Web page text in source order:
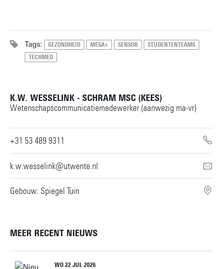
Tags: GEZONDHEID MESA+ SENSOR
STUDENTENTEAMS
TECHMED
K.W. WESSELINK - SCHRAM MSC (KEES)
Wetenschapscommunicatiemedewerker (aanwezig ma-vr)
+31 53 489 9311
k.w.wesselink@utwente.nl
Gebouw: Spiegel Tuin
MEER RECENT NIEUWS
WO 22 JUL 2026